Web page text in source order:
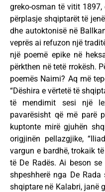
greko-osman të vitit
përplasje shqiptarët të
dhe autoktonisë në
veprës ai refuzon një
një poemë epike në
përkthen në tetë rrokësh.
poemës Naimi? Aq më
“Dëshira e vërtetë të
të mendimit sesi një
pavarësisht që më parë
kuptonte mirë gjuhën
origjinën pellazgjike,
vargun e bardhë, trokaik
të De Radës. Ai beson
shpeshherë nga De
shqiptare në Kalabri, janë